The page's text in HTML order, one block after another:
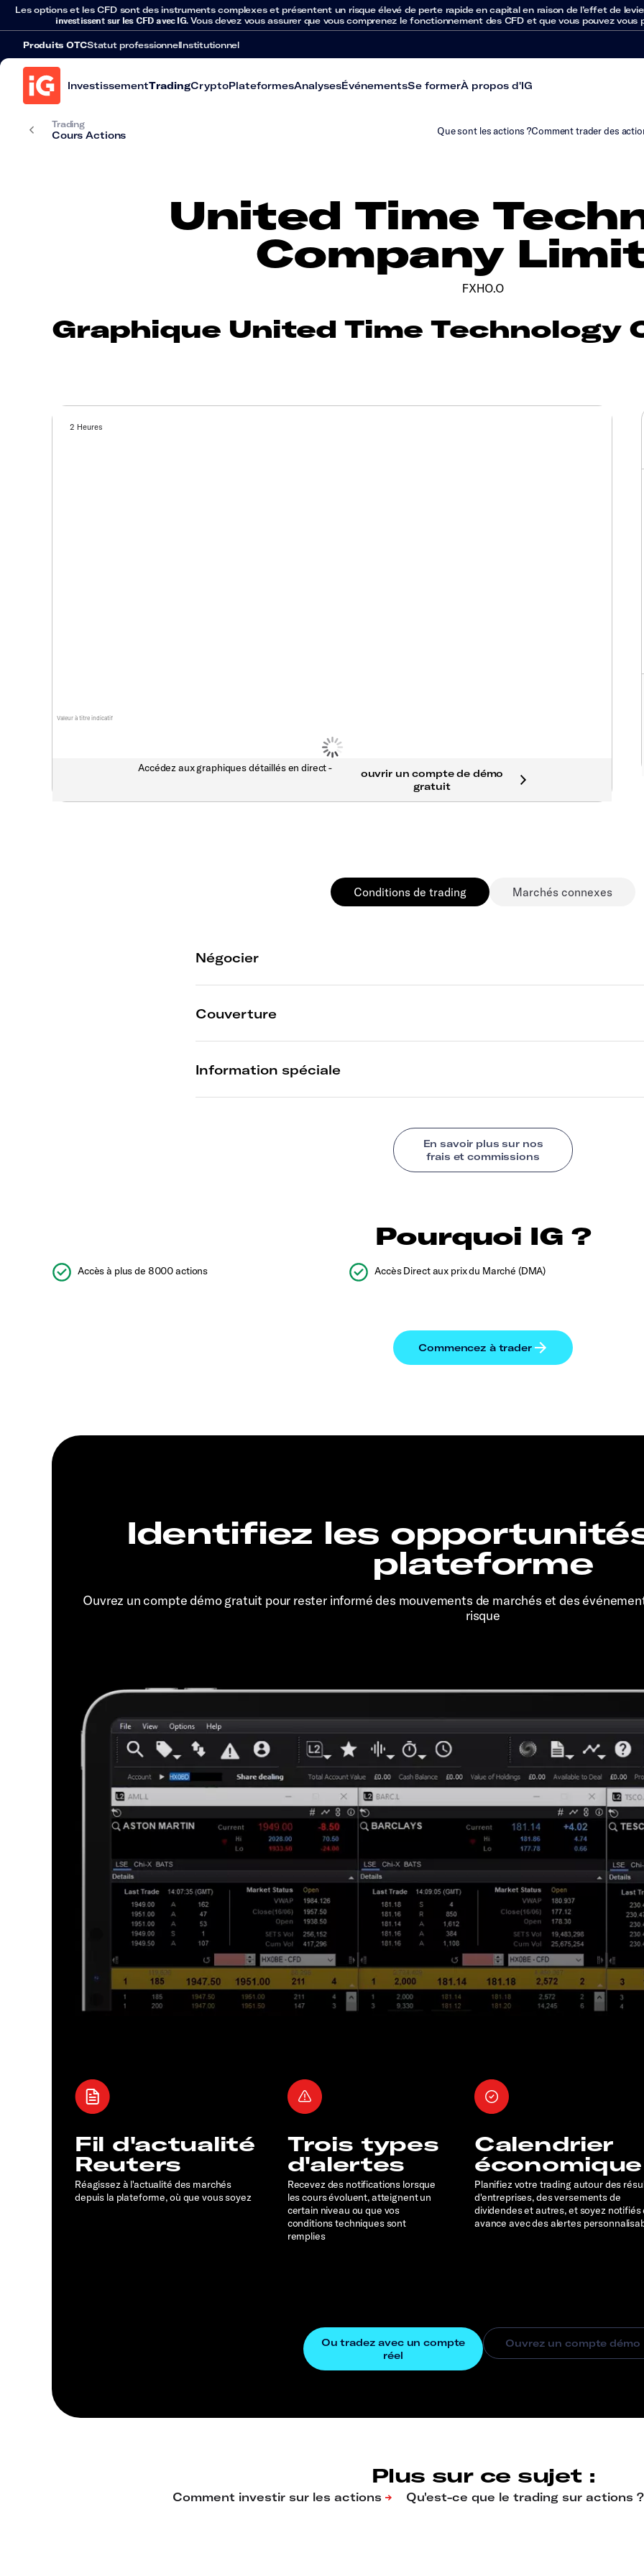
Les options et les CFD sont des instruments complexes et présentent un risque élevé de perte rapide en capital en raison de l’effet de
investissent sur les CFD avec IG. Vous devez vous assurer que vous comprenez le fonctionnement des CFD et que vous pouvez
Produits OTCStatut professionnelInstitutionnel
InvestissementTradingCryptoPlateformesAnalysesÉvénementsSe formerÀ propos d'IG
Trading
Cours Actions Que sont les actions ?Comment trader des
United Time
Company
FXHO.O
Graphique United Time Technology
Valeur à titre indicatif
2 Heures
Accédez aux graphiques détaillés en direct -
Conditions de trading Marchés connexes
Pourquoi IG ?
Accès à plus de 8000 actions Accès Direct aux prix du Marché (DMA)
Identifiez les
plateforme
Ouvrez un compte démo gratuit pour rester informé des mouvements de marchés et des
risque
Fil d'actualité
Reuters
Réagissez à l'actualité des marchés
depuis la plateforme, où que vous soyez
Trois types
d'alertes
Recevez des notifications lorsque
les cours évoluent, atteignent un
certain niveau ou que vos
conditions techniques sont
remplies
Calendrier
économique
Planifiez votre trading autour des
d'entreprises, des versements de
dividendes et autres, et soyez notifiés
avance avec des alertes
Plus sur ce sujet :